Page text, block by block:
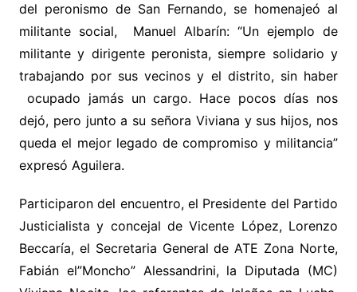
del peronismo de San Fernando, se homenajeó al
militante social, Manuel Albarín: “Un ejemplo de
militante y dirigente peronista, siempre solidario y
trabajando por sus vecinos y el distrito, sin haber
ocupado jamás un cargo. Hace pocos días nos
dejó, pero junto a su señora Viviana y sus hijos, nos
queda el mejor legado de compromiso y militancia”
expresó Aguilera.
Participaron del encuentro, el Presidente del Partido
Justicialista y concejal de Vicente López, Lorenzo
Beccaría, el Secretaria General de ATE Zona Norte,
Fabián el”Moncho” Alessandrini, la Diputada (MC)